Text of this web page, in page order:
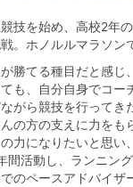
技を始め、高校2年
。ホノルルマラソン
勝てる種目だと感じ
も、自分自身でコー
がら競技を行ってき
の方の支えに力をも
力になりたいと思い
間活動し、ランニン
のペースアドバイザ